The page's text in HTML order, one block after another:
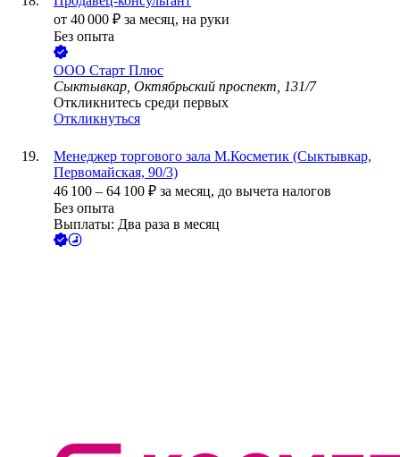
от 40 000 ₽ за месяц, на руки
Без опыта
ООО Старт Плюс
Сыктывкар, Октябрьский проспект, 131/7
Откликнитесь среди первых
Откликнуться
Менеджер торгового зала М.Косметик (Сыктывкар,
Первомайская, 90/3)
46 100 – 64 100 ₽ за месяц, до вычета налогов
Без опыта
Выплаты: Два раза в месяц